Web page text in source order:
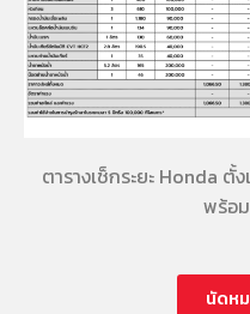
ตารางเช็กระยะ Honda
พร้อ
นัดห